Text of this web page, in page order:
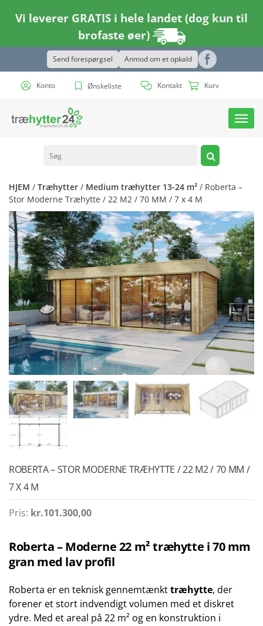
Vi leverer GRATIS i hele landet (dog kun til
brofaste øer)
Send forespørgsel Anmod om et opkald
Konto Ønskeliste Kontakt Kurv
HJEM / Træhytter / Medium træhytter 13-24 m² / Roberta –
Stor Moderne Træhytte / 22 M2 / 70 MM / 7 x 4 M
ROBERTA – STOR MODERNE TRÆHYTTE / 22 M2 / 70 MM /
7 X 4 M
Pris: kr.101.300,00
Roberta – Moderne 22 m² træhytte i 70 mm
gran med lav profil
Roberta er en teknisk gennemtænkttræhytte, der
forener et stort indvendigt volumen med et diskret
ydre. Med et areal på 22 m² og en konstruktion i